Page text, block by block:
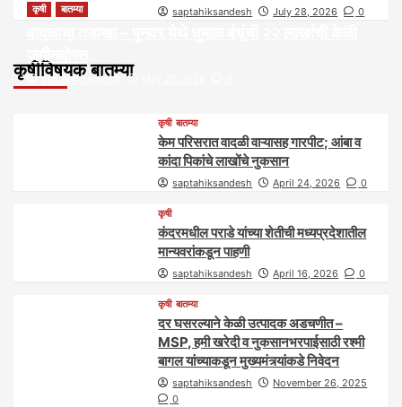
saptahiksandesh July 28, 2026 0
कृषीविषयक बातम्या
कृषी बातम्या
saptahiksandesh
कृषी बातम्या
केम परिसरात वादळी वाऱ्यासह गारपीट; आंबा व
कांदा पिकांचे लाखोंचे नुकसान
saptahiksandesh April 24, 2026 0
कृषी
कंदरमधील पराडे यांच्या शेतीची मध्यप्रदेशातील
मान्यवरांकडून पाहणी
saptahiksandesh April 16, 2026 0
कृषी बातम्या
दर घसरल्याने केळी उत्पादक अडचणीत –
MSP, हमी खरेदी व नुकसानभरपाईसाठी रश्मी
बागल यांच्याकडून मुख्यमंत्र्यांकडे निवेदन
saptahiksandesh
November 26, 2025
0